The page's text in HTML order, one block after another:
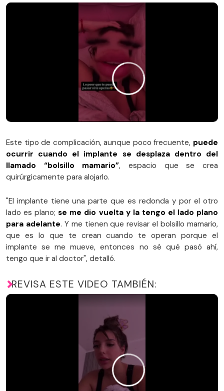
Este tipo de complicación, aunque poco frecuente, puede
ocurrir cuando el implante se desplaza dentro del
llamado “bolsillo mamario”, espacio que se crea
quirúrgicamente para alojarlo.
"El implante tiene una parte que es redonda y por el otro
lado es plano;se me dio vuelta y la tengo el lado plano
para adelante. Y me tienen que revisar el bolsillo mamario,
que es lo que te crean cuando te operan porque el
implante se me mueve, entonces no sé qué pasó ahí,
tengo que ir al doctor", detalló.
REVISA ESTE VIDEO TAMBIÉN: